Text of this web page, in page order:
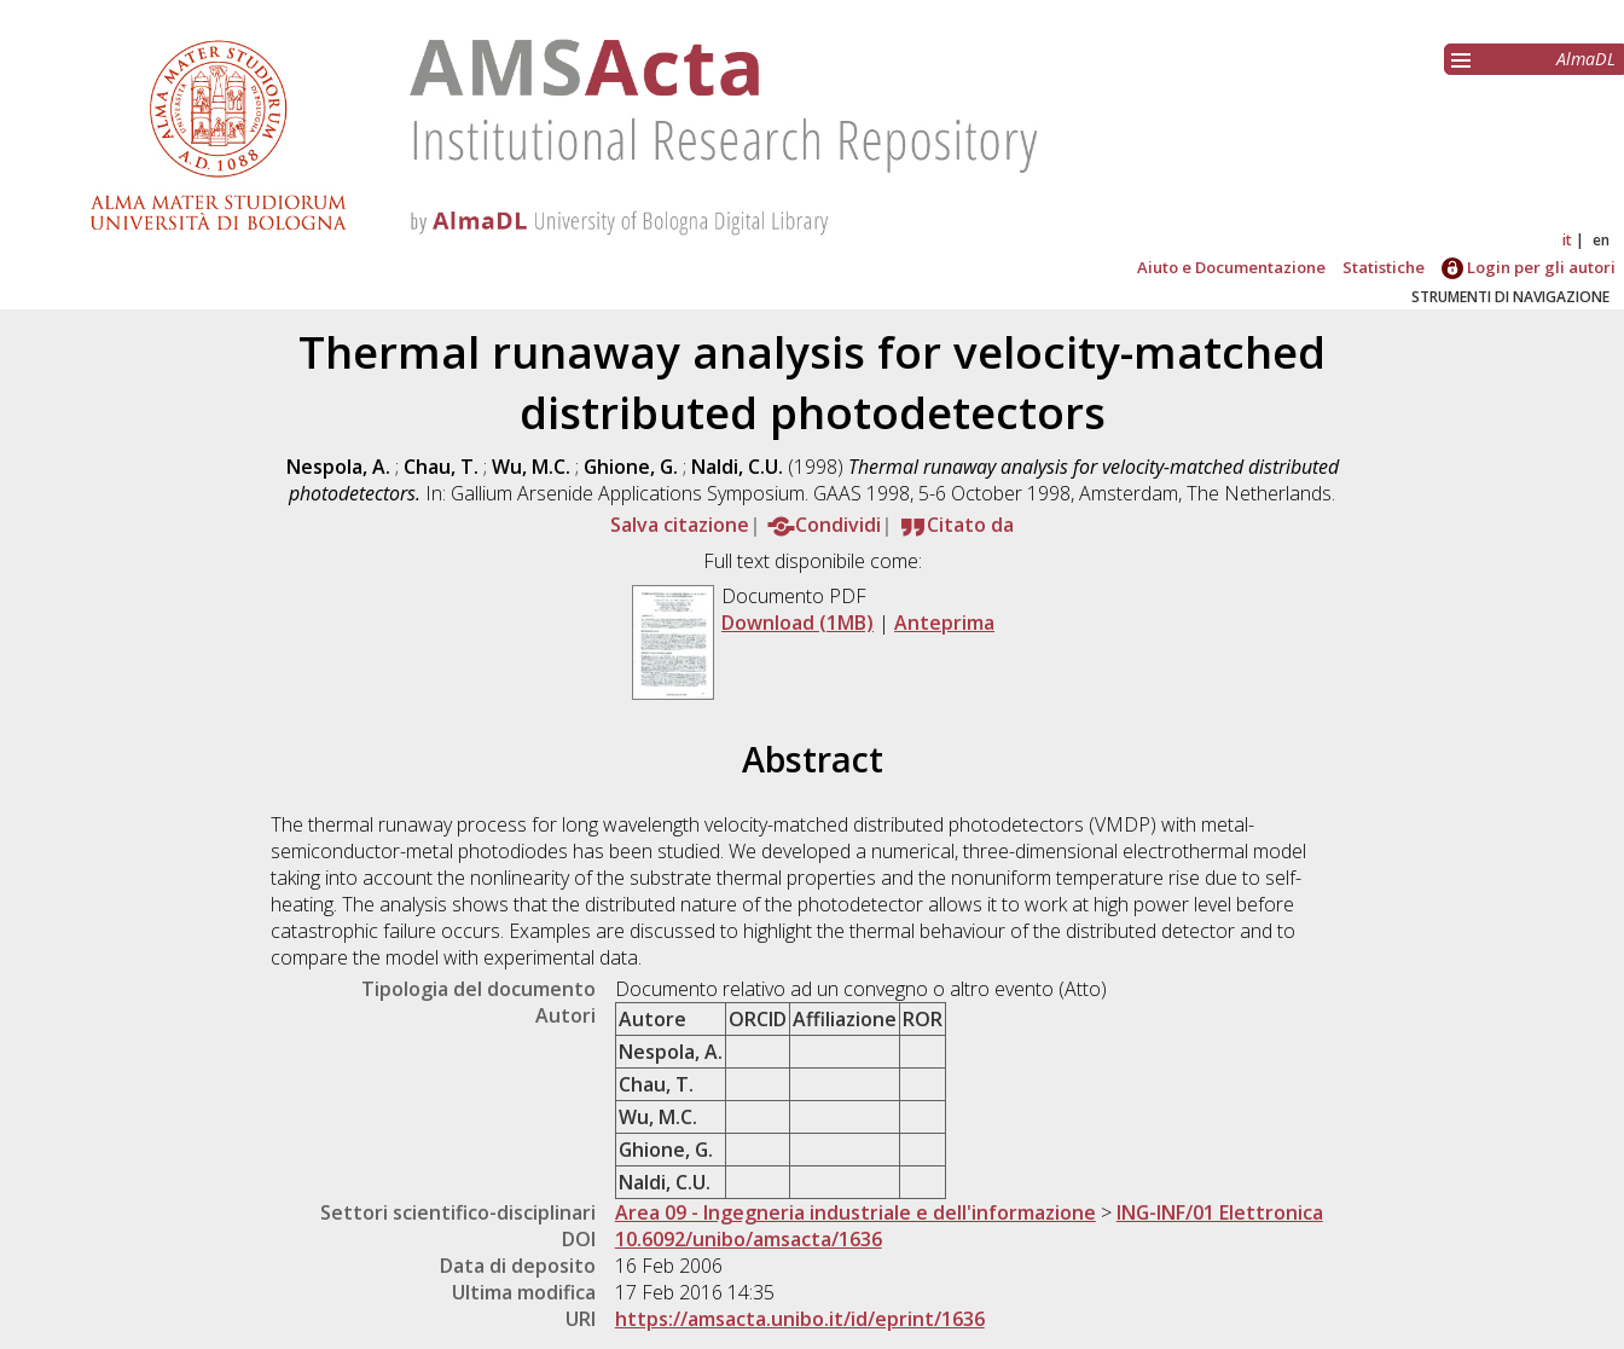
AlmaDL
it en
Aiuto e Documentazione Statistiche Login per gli autori
STRUMENTI DI NAVIGAZIONE
Thermal runaway analysis for velocity-matched
distributed photodetectors
Nespola, A. ; Chau, T. ; Wu, M.C. ; Ghione, G. ; Naldi, C.U. (1998) Thermal runaway analysis for velocity-matched distributed
photodetectors. In: Gallium Arsenide Applications Symposium. GAAS 1998, 5-6 October 1998, Amsterdam, The Netherlands.
Salva citazione
Condividi
Citato da
Full text disponibile come:
Documento PDF
Download (1MB) | Anteprima
Abstract
The thermal runaway process for long wavelength velocity-matched distributed photodetectors (VMDP) with metal-
semiconductor-metal photodiodes has been studied. We developed a numerical, three-dimensional electro­thermal model
taking into account the nonlinearity of the substrate thermal properties and the nonuniform temperature rise due to self-
heating. The analysis shows that the distributed nature of the photodetector allows it to work at high power level before
catastrophic failure occurs. Examples are discussed to highlight the thermal behaviour of the distributed detector and to
compare the model with experimental data.
Tipologia del documento
Documento relativo ad un convegno o altro evento (Atto)
Autori
Autore ORCID Affiliazione ROR
Nespola, A.
Chau, T.
Wu, M.C.
Ghione, G.
Naldi, C.U.
Settori scientifico-disciplinari
Area 09 - Ingegneria industriale e dell'informazione > ING-INF/01 Elettronica
DOI
10.6092/unibo/amsacta/1636
Data di deposito
16 Feb 2006
Ultima modifica
17 Feb 2016 14:35
URI
https://amsacta.unibo.it/id/eprint/1636